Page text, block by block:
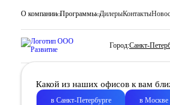
О компании Программы ДилерыКонтакты
Город:Санкт-
Какой из наших офисов к вам
в Санкт-Петербурге в Москве
Приточно-